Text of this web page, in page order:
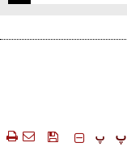
‍‍‍ پ پ